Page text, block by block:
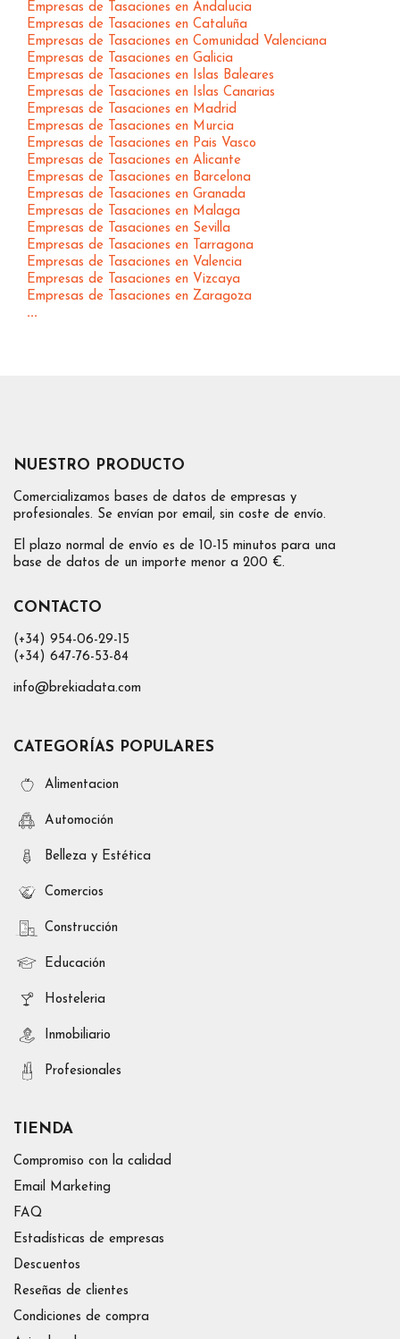
Empresas de Tasaciones en Andalucia
Empresas de Tasaciones en Cataluña
Empresas de Tasaciones en Comunidad Valenciana
Empresas de Tasaciones en Galicia
Empresas de Tasaciones en Islas Baleares
Empresas de Tasaciones en Islas Canarias
Empresas de Tasaciones en Madrid
Empresas de Tasaciones en Murcia
Empresas de Tasaciones en Pais Vasco
Empresas de Tasaciones en Alicante
Empresas de Tasaciones en Barcelona
Empresas de Tasaciones en Granada
Empresas de Tasaciones en Malaga
Empresas de Tasaciones en Sevilla
Empresas de Tasaciones en Tarragona
Empresas de Tasaciones en Valencia
Empresas de Tasaciones en Vizcaya
Empresas de Tasaciones en Zaragoza
...
NUESTRO PRODUCTO
Comercializamos bases de datos de empresas y
profesionales. Se envían por email, sin coste de envío.
El plazo normal de envío es de 10-15 minutos para una
base de datos de un importe menor a 200 €.
CONTACTO
(+34) 954-06-29-15
(+34) 647-76-53-84
info@brekiadata.com
CATEGORÍAS POPULARES
Alimentacion
Automoción
Belleza y Estética
Comercios
Construcción
Educación
Hosteleria
Inmobiliario
Profesionales
TIENDA
Compromiso con la calidad
Email Marketing
FAQ
Estadísticas de empresas
Descuentos
Reseñas de clientes
Condiciones de compra